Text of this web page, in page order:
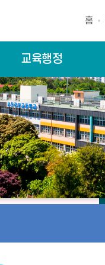
홈
교육행정